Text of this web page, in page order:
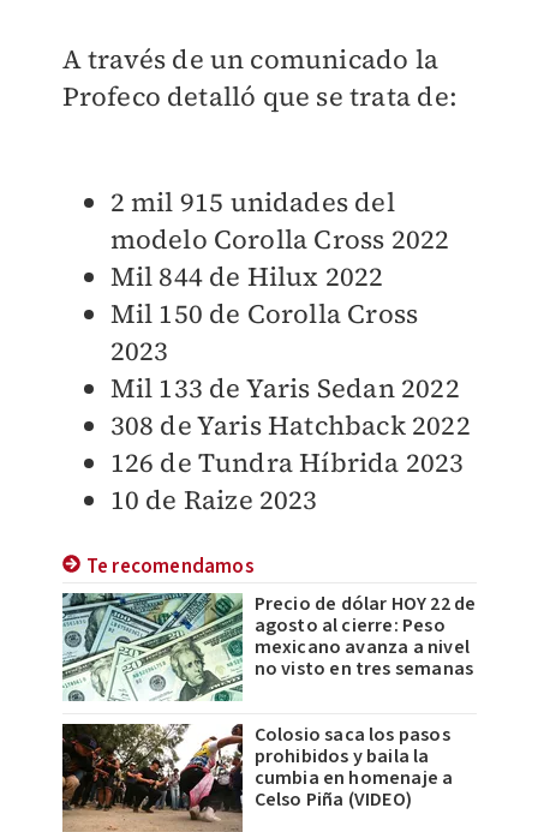
A través de un comunicado la
Profeco detalló que se trata de:
2 mil 915 unidades del
modelo Corolla Cross 2022
Mil 844 de Hilux 2022
Mil 150 de Corolla Cross
2023
Mil 133 de Yaris Sedan 2022
308 de Yaris Hatchback 2022
126 de Tundra Híbrida 2023
10 de Raize 2023
Te recomendamos
Precio de dólar HOY 22 de
agosto al cierre: Peso
mexicano avanza a nivel
no visto en tres semanas
Colosio saca los pasos
prohibidos y baila la
cumbia en homenaje a
Celso Piña (VIDEO)